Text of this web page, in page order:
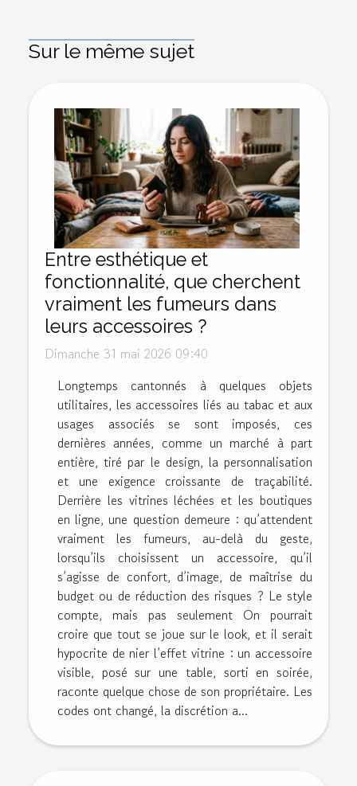
Sur le même sujet
Entre esthétique et
fonctionnalité, que cherchent
vraiment les fumeurs dans
leurs accessoires ?
Dimanche 31 mai 2026 09:40
Longtemps cantonnés à quelques objets
utilitaires, les accessoires liés au tabac et aux
usages associés se sont imposés, ces
dernières années, comme un marché à part
entière, tiré par le design, la personnalisation
et une exigence croissante de traçabilité.
Derrière les vitrines léchées et les boutiques
en ligne, une question demeure : qu’attendent
vraiment les fumeurs, au-delà du geste,
lorsqu’ils choisissent un accessoire, qu’il
s’agisse de confort, d’image, de maîtrise du
budget ou de réduction des risques ? Le style
compte, mais pas seulement On pourrait
croire que tout se joue sur le look, et il serait
hypocrite de nier l’effet vitrine : un accessoire
visible, posé sur une table, sorti en soirée,
raconte quelque chose de son propriétaire. Les
codes ont changé, la discrétion a...